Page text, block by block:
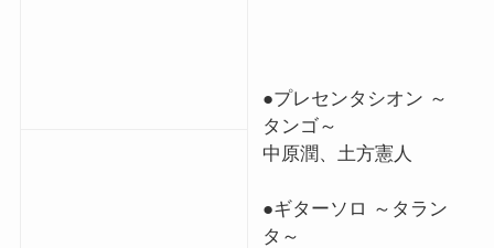
●プレセンタシオン ～
タンゴ～
中原潤、土方憲人
●ギターソロ ～タラン
タ～